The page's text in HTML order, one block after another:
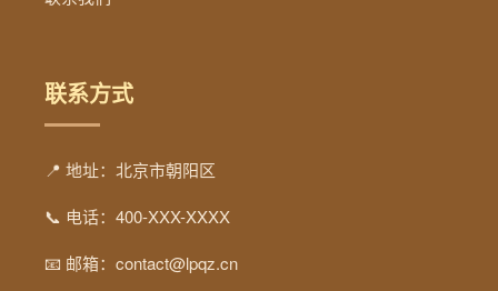
联系方式
📍 地址：北京市朝阳区
📞 电话：400-XXX-XXXX
📧 邮箱：contact@lpqz.cn